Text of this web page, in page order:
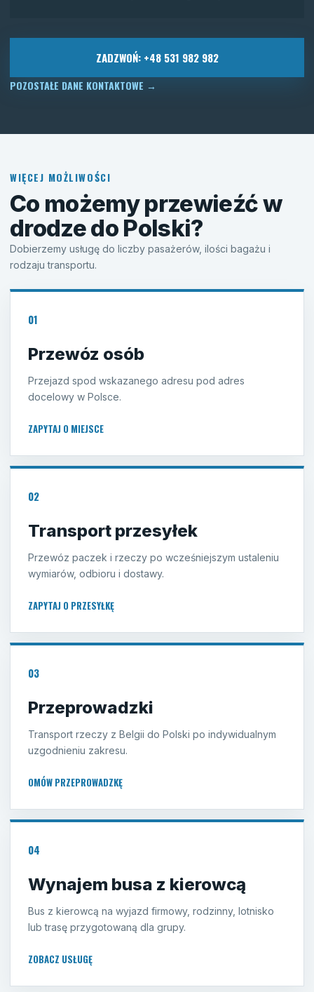
ZADZWOŃ: +48 531 982 982
POZOSTAŁE DANE KONTAKTOWE →
WIĘCEJ MOŻLIWOŚCI
Co możemy przewieźć w
drodze do Polski?
Dobierzemy usługę do liczby pasażerów, ilości bagażu i
rodzaju transportu.
01
Przewóz osób
Przejazd spod wskazanego adresu pod adres
docelowy w Polsce.
ZAPYTAJ O MIEJSCE
02
Transport przesyłek
Przewóz paczek i rzeczy po wcześniejszym ustaleniu
wymiarów, odbioru i dostawy.
ZAPYTAJ O PRZESYŁKĘ
03
Przeprowadzki
Transport rzeczy z Belgii do Polski po indywidualnym
uzgodnieniu zakresu.
OMÓW PRZEPROWADZKĘ
04
Wynajem busa z kierowcą
Bus z kierowcą na wyjazd firmowy, rodzinny, lotnisko
lub trasę przygotowaną dla grupy.
ZOBACZ USŁUGĘ